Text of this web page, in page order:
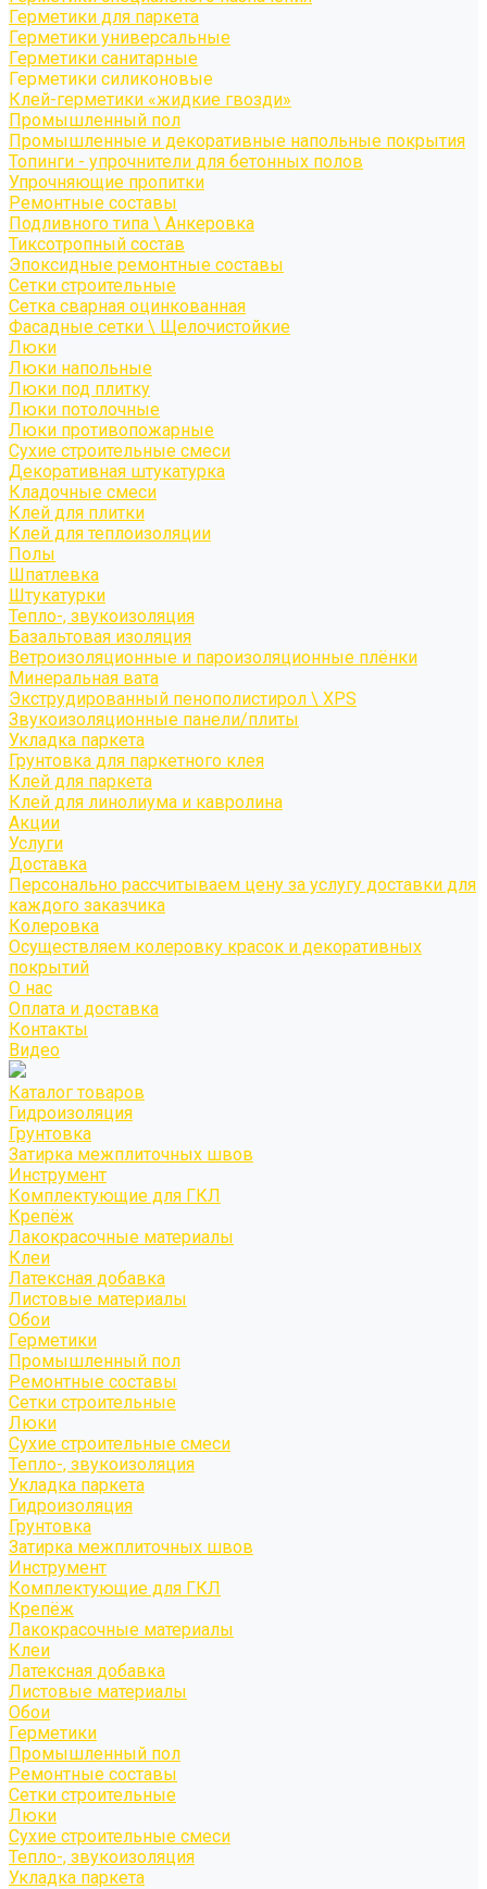
Герметики для паркета
Герметики универсальные
Герметики санитарные
Герметики силиконовые
Клей-герметики «жидкие гвозди»
Промышленный пол
Промышленные и декоративные напольные покрытия
Топинги - упрочнители для бетонных полов
Упрочняющие пропитки
Ремонтные составы
Подливного типа \ Анкеровка
Тиксотропный состав
Эпоксидные ремонтные составы
Сетки строительные
Сетка сварная оцинкованная
Фасадные сетки \ Щелочистойкие
Люки
Люки напольные
Люки под плитку
Люки потолочные
Люки противопожарные
Сухие строительные смеси
Декоративная штукатурка
Кладочные смеси
Клей для плитки
Клей для теплоизоляции
Полы
Шпатлевка
Штукатурки
Тепло-, звукоизоляция
Базальтовая изоляция
Ветроизоляционные и пароизоляционные плёнки
Минеральная вата
Экструдированный пенополистирол \ XPS
Звукоизоляционные панели/плиты
Укладка паркета
Грунтовка для паркетного клея
Клей для паркета
Клей для линолиума и кавролина
Акции
Услуги
Доставка
Персонально рассчитываем цену за услугу доставки для
каждого заказчика
Колеровка
Осуществляем колеровку красок и декоративных
покрытий
О нас
Оплата и доставка
Контакты
Видео
Каталог товаров
Гидроизоляция
Грунтовка
Затирка межплиточных швов
Инструмент
Комплектующие для ГКЛ
Крепёж
Лакокрасочные материалы
Клеи
Латексная добавка
Листовые материалы
Обои
Герметики
Промышленный пол
Ремонтные составы
Сетки строительные
Люки
Сухие строительные смеси
Тепло-, звукоизоляция
Укладка паркета
Гидроизоляция
Грунтовка
Затирка межплиточных швов
Инструмент
Комплектующие для ГКЛ
Крепёж
Лакокрасочные материалы
Клеи
Латексная добавка
Листовые материалы
Обои
Герметики
Промышленный пол
Ремонтные составы
Сетки строительные
Люки
Сухие строительные смеси
Тепло-, звукоизоляция
Укладка паркета